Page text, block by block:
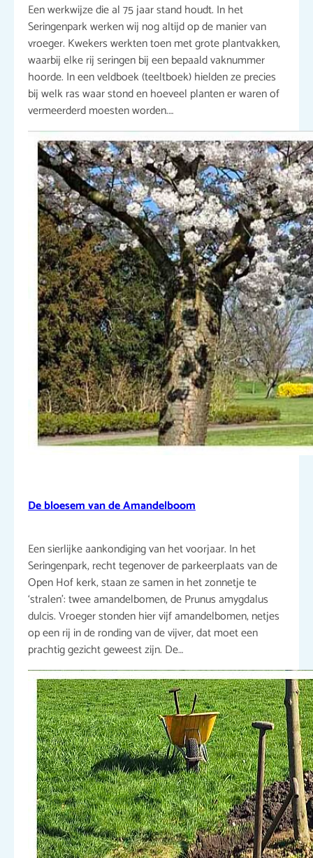
Een werkwijze die al 75 jaar stand houdt. In het
Seringenpark werken wij nog altijd op de manier van
vroeger. Kwekers werkten toen met grote plantvakken,
waarbij elke rij seringen bij een bepaald vaknummer
hoorde. In een veldboek (teeltboek) hielden ze precies
bij welk ras waar stond en hoeveel planten er waren of
vermeerderd moesten worden.…
De bloesem van de Amandelboom
Een sierlijke aankondiging van het voorjaar. In het
Seringenpark, recht tegenover de parkeerplaats van de
Open Hof kerk, staan ze samen in het zonnetje te
‘stralen’: twee amandelbomen, de Prunus amygdalus
dulcis. Vroeger stonden hier vijf amandelbomen, netjes
op een rij in de ronding van de vijver, dat moet een
prachtig gezicht geweest zijn. De…